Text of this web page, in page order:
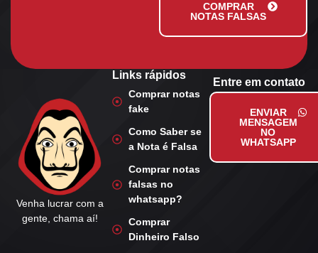
COMPRAR
NOTAS FALSAS
Venha lucrar com a
gente, chama aí!
Links rápidos
Comprar notas
fake
Como Saber se
a Nota é Falsa
Comprar notas
falsas no
whatsapp?
Comprar
Dinheiro Falso
Entre em contato
ENVIAR
MENSAGEM
NO
WHATSAPP